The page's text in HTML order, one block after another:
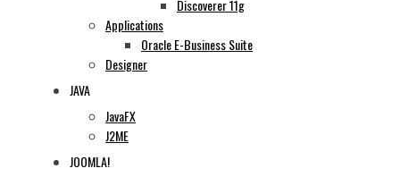
Discoverer 11g
Applications
Oracle E-Business Suite
Designer
JAVA
JavaFX
J2ME
JOOMLA!